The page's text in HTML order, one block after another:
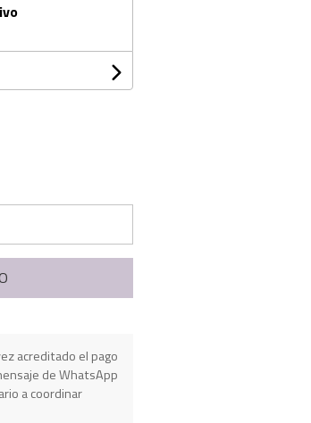
acreditado el pago
de WhatsApp
a coordinar